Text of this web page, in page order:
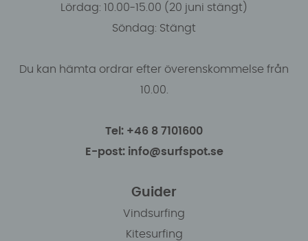
Lördag: 10.00-15.00 (20 juni stängt)
Söndag: Stängt
Du kan hämta ordrar efter överenskommelse från
10.00.
Tel: +46 8 7101600
E-post: info@surfspot.se
Guider
Vindsurfing
Kitesurfing